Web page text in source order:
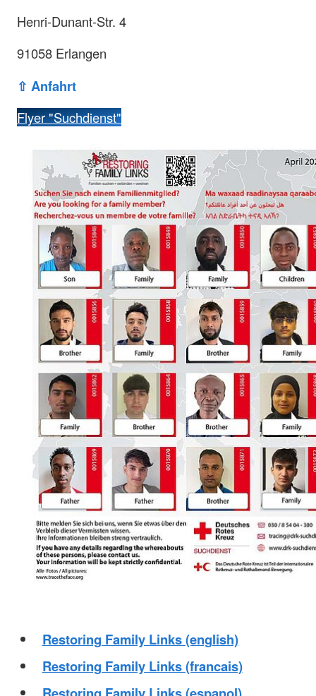
Henri-Dunant-Str. 4
91058 Erlangen
⇧ Anfahrt
Flyer "Suchdienst"
Restoring Family Links (english)
Restoring Family Links (francais)